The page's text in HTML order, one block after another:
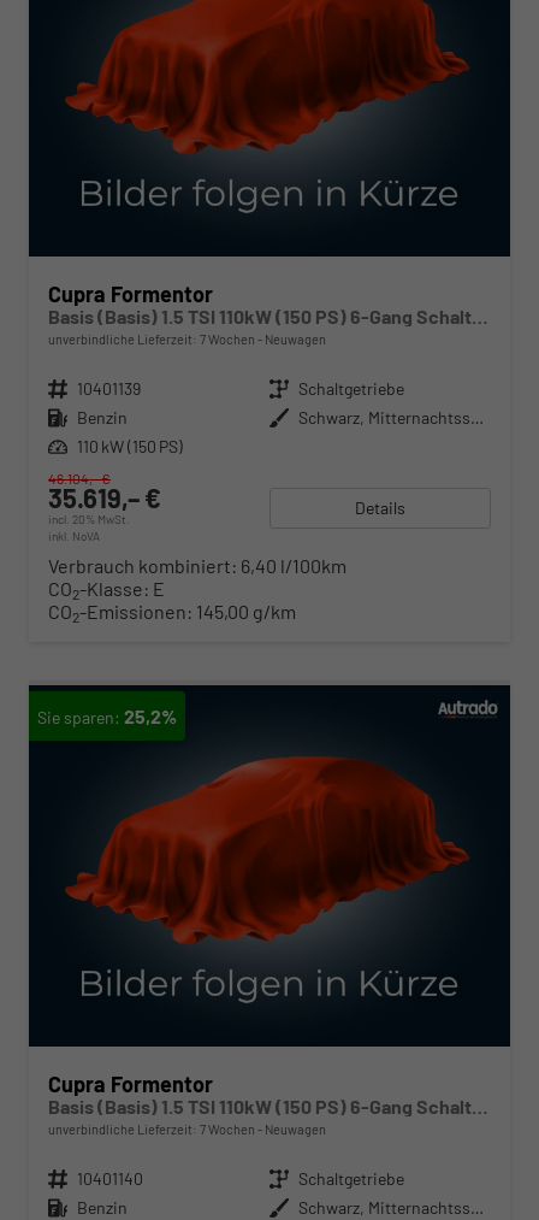
Cupra Formentor
Basis (Basis) 1.5 TSI 110kW (150 PS) 6-Gang Schaltgetriebe
unverbindliche Lieferzeit: 7 Wochen Neuwagen
Fahrzeugnr. 10401139 Getriebe Schaltgetriebe
Kraftstoff Benzin Außenfarbe
Schwarz, Mitternachtsschwarz (0E)
Leistung 110 kW (150 PS)
35.619,– €
incl. 20% MwSt.
inkl. NoVA
46.104,– €
Details
Verbrauch kombiniert: 6,40 l/100km
CO2-Klasse: E
CO2-Emissionen: 145,00 g/km
25,2%
Cupra Formentor
Basis (Basis) 1.5 TSI 110kW (150 PS) 6-Gang Schaltgetriebe
unverbindliche Lieferzeit: 7 Wochen Neuwagen
Fahrzeugnr. 10401140 Getriebe Schaltgetriebe
Kraftstoff Benzin Außenfarbe
Schwarz, Mitternachtsschwarz (0E)